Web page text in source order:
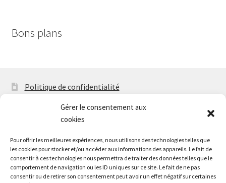
Gérer le consentement aux
cookies
Pour offrir les meilleures expériences, nous utilisons des technologies telles que
les cookies pour stocker et/ou accéder aux informations des appareils. Le fait de
consentir à ces technologies nous permettra de traiter des données telles que le
comportement de navigation ou les ID uniques sur ce site. Le fait de ne pas
consentir ou de retirer son consentement peut avoir un effet négatif sur certaines
Bons plans
Politique de confidentialité
Mentions légales
Politique de cookies (EU)
Contact